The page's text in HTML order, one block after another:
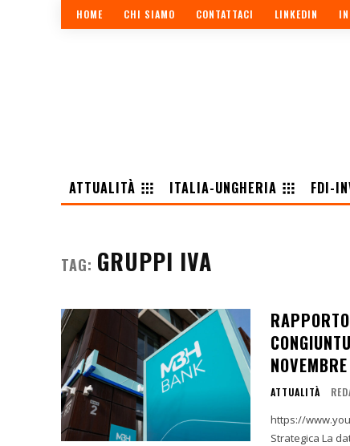
HOME CHI SIAMO CONTATTACI LINKEDIN
ATTUALITÀ
ITALIA-UNGHERIA FDI-
TAG: GRUPPI IVA
ATTUALITÀ
https://www.youtube.com/
Strategica La data del 20 novembre 2025 si configura come uno snodo critico per